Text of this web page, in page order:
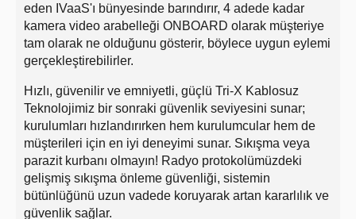
eden IVaaS'ı bünyesinde barındırır, 4 adede kadar
kamera video arabelleği ONBOARD olarak müşteriye
tam olarak ne olduğunu gösterir, böylece uygun eylemi
gerçekleştirebilirler.
Hızlı, güvenilir ve emniyetli, güçlü Tri-X Kablosuz
Teknolojimiz bir sonraki güvenlik seviyesini sunar;
kurulumları hızlandırırken hem kurulumcular hem de
müşterileri için en iyi deneyimi sunar. Sıkışma veya
parazit kurbanı olmayın! Radyo protokolümüzdeki
gelişmiş sıkışma önleme güvenliği, sistemin
bütünlüğünü uzun vadede koruyarak artan kararlılık ve
güvenlik sağlar.